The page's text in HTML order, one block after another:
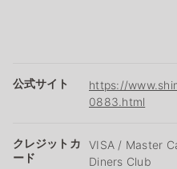
公式サイト
https://
0883.html
クレジットカ
ード
VISA / Master
Diners Club